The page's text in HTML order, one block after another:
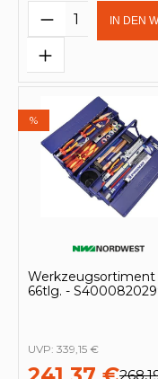
ProduktIN DEN
%
Werkzeugsortiment
66tlg. -
UVP: 339,15 €